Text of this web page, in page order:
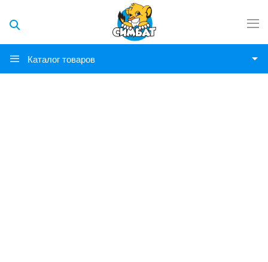
Каталог товаров